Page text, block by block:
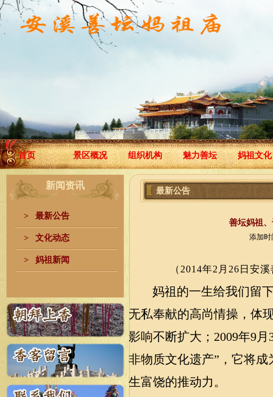
首页 景区概况 组织机构 魅力善坛 妈祖文化
新闻资讯
> 最新公告
> 文化动态
> 妈祖新闻
最新公告
善坛妈祖
添加时
（ 2014年2 月 26 日安
妈祖的一生给我们留
无私奉献的高尚情操，体
影响不断扩大； 2009年9月
非物质文化遗产”，它将
生富饶的推动力。